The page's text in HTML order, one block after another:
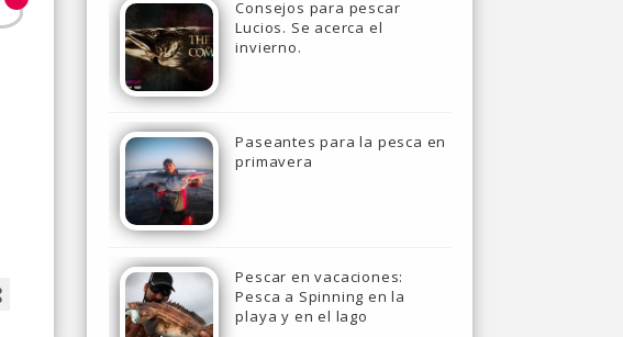
Consejos para pescar
Lucios. Se acerca el
invierno.
Paseantes para la pesca en
primavera
Pescar en vacaciones:
Pesca a Spinning en la
playa y en el lago